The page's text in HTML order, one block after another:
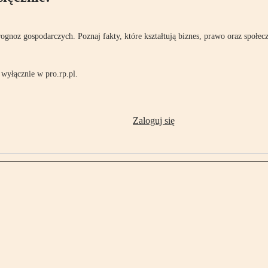
gospodarczych. Poznaj fakty, które kształtują biznes, prawo oraz
w pro.rp.pl.
Zaloguj się